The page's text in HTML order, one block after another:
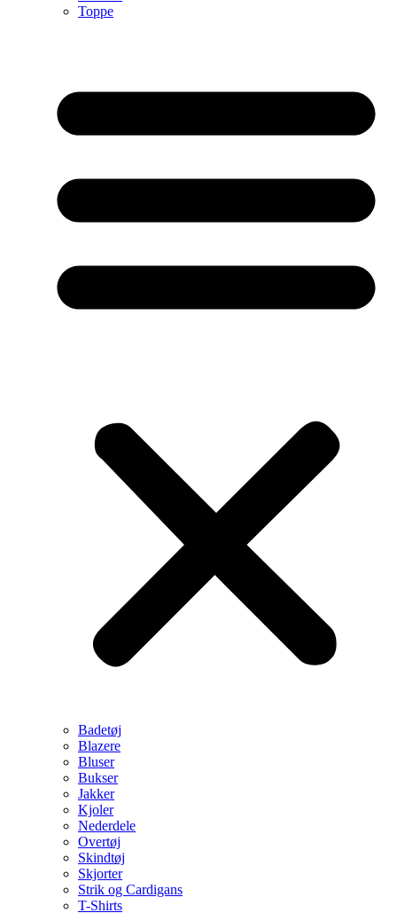
Toppe
Badetøj
Blazere
Bluser
Bukser
Jakker
Kjoler
Nederdele
Overtøj
Skindtøj
Skjorter
Strik og Cardigans
T-Shirts